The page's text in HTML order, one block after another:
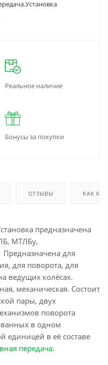
Реальное наличие
Бонусы за покупки
ОТЗЫВЫ КАК
предназначена
МТЛБу,
Предназначена для
для поворота, для
ведущих колёсах.
механическая. Состоит
пары, двух
поворота
в одном
единицей в её составе
передача.